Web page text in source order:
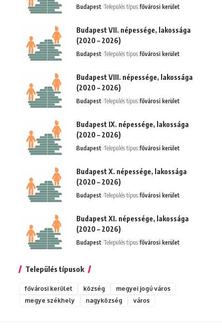
Budapest Település típus:fővárosi kerület
Budapest VII. népessége, lakossága
(2020 – 2026)
Budapest Település típus:fővárosi kerület
Budapest VIII. népessége, lakossága
(2020 – 2026)
Budapest Település típus:fővárosi kerület
Budapest IX. népessége, lakossága
(2020 – 2026)
Budapest Település típus:fővárosi kerület
Budapest X. népessége, lakossága
(2020 – 2026)
Budapest Település típus:fővárosi kerület
Budapest XI. népessége, lakossága
(2020 – 2026)
Budapest Település típus:fővárosi kerület
Település típusok
fővárosi kerület község
megyei jogú város
megye székhely
nagyközség város